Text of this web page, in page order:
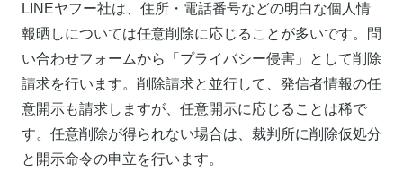
LINEヤフー社は、住所・電話番号などの明白な個人情
報晒しについては任意削除に応じることが多いです。問
い合わせフォームから「プライバシー侵害」として削除
請求を行います。削除請求と並行して、発信者情報の任
意開示も請求しますが、任意開示に応じることは稀で
す。任意削除が得られない場合は、裁判所に削除仮処分
と開示命令の申立を行います。